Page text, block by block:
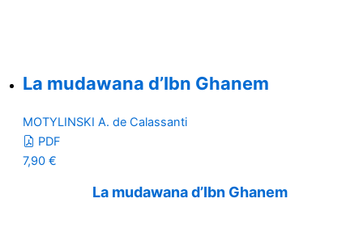
La mudawana d’Ibn Ghanem
MOTYLINSKI A. de Calassanti
PDF
7,90 €
La mudawana d’Ibn Ghanem